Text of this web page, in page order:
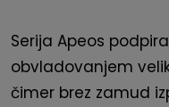
Serija Apeos
obvladovanjem
čimer brez zamud